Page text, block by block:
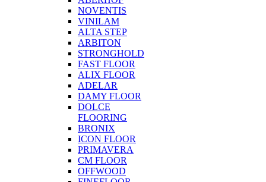
NOVENTIS
VINILAM
ALTA STEP
ARBITON
STRONGHOLD
FAST FLOOR
ALIX FLOOR
ADELAR
DAMY FLOOR
DOLCE
FLOORING
BRONIX
ICON FLOOR
PRIMAVERA
CM FLOOR
OFFWOOD